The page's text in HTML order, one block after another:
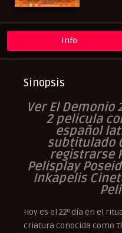
Info
Sinopsis
Ver El Demonio
2 pelicula
español
subtitulado
registrarse
Pelisplay
Inkapelis
Hoy es el 22º día en el
criatura conocida como